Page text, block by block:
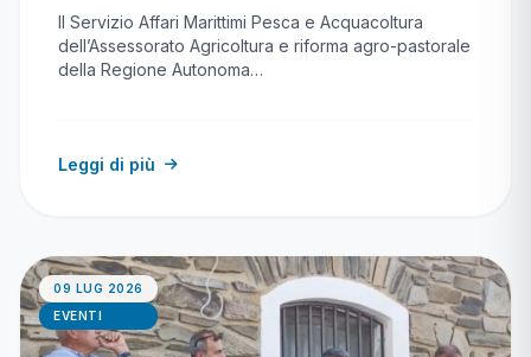
pesca e acquacoltura causa
conflitto
Il Servizio Affari Marittimi Pesca e Acquacoltura
dell’Assessorato Agricoltura e riforma agro-pastorale
della Regione Autonoma…
Leggi di più
09 LUG 2026
EVENTI